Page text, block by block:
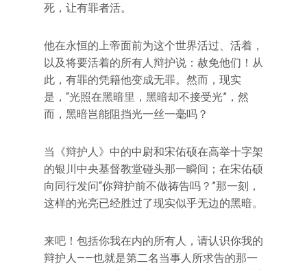
死，让有罪者活。
他在永恒的上帝面前为这个世界活过、活着，
以及将要活着的所有人辩护说：赦免他们！从
此，有罪的凭籍他变成无罪。然而，现实
是，“光照在黑暗里，黑暗却不接受光”，然
而，黑暗岂能阻挡光一丝一毫吗？
当《辩护人》中的中尉和宋佑硕在高举十字架
的银川中央基督教堂碰头那一瞬间；在宋佑硕
向同行发问“你辩护前不做祷告吗？”那一刻，
这样的光亮已经胜过了现实似乎无边的黑暗。
来吧！包括你我在内的所有人，请认识你我的
辩护人——也就是第二名当事人所求告的那一